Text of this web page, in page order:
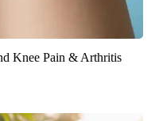
Knee Pain & Arthritis